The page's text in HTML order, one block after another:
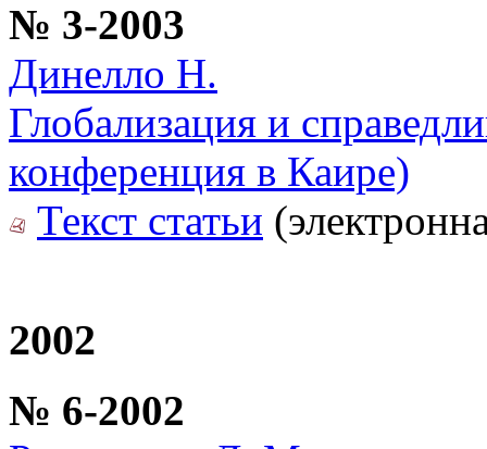
№ 3-2003
Динелло Н.
Глобализация и
конференция в Каире)
Текст статьи
2002
№ 6-2002